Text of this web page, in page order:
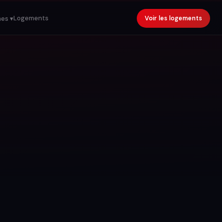
▾Logements Voir les logements